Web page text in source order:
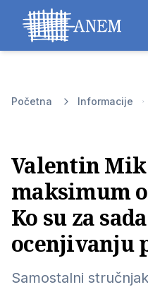
Početna Informacije
Valentin
maksimum
Ko su za
ocenjivanju
Samostalni